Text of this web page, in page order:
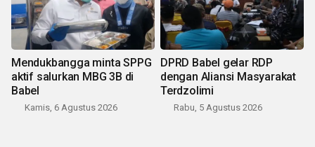
Mendukbangga minta SPPG
aktif salurkan MBG 3B di
Babel
Kamis, 6 Agustus 2026
DPRD Babel gelar RDP
dengan Aliansi Masyarakat
Terdzolimi
Rabu, 5 Agustus 2026